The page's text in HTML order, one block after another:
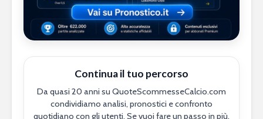
Continua il tuo percorso
Da quasi 20 anni su QuoteScommesseCalcio.com
condividiamo analisi, pronostici e confronto
quotidiano con gli utenti. Se vuoi fare un passo in più,